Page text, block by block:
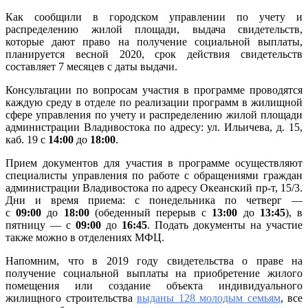
жилья
Как сообщили в городском управлении по учету и
распределению жилой площади, выдача свидетельств,
которые дают право на получение социальной выплаты,
планируется весной 2020, срок действия свидетельств
составляет 7 месяцев с даты выдачи.
Консультации по вопросам участия в программе проводятся
каждую среду в отделе по реализации программ в жилищной
сфере управления по учету и распределению жилой площади
администрации Владивостока по адресу: ул. Ильичева, д. 15,
каб. 19 с 14:00 до 18:00.
Прием документов для участия в программе осуществляют
специалисты управления по работе с обращениями граждан
администрации Владивостока по адресу Океанский пр-т, 15/3.
Дни и время приема: с понедельника по четверг —
с09:00 до 18:00 (обеденный перерыв с 13:00 до 13:45), в
пятницу — с 09:00 до 16:45. Подать документы на участие
также можно в отделениях МФЦ.
Напомним, что в 2019 году свидетельства о праве на
получение социальной выплаты на приобретение жилого
помещения или создание объекта индивидуального
жилищного строительства выданы 128 молодым семьям, все